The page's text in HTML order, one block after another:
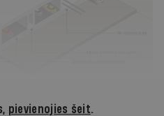
pievienojies šeit.